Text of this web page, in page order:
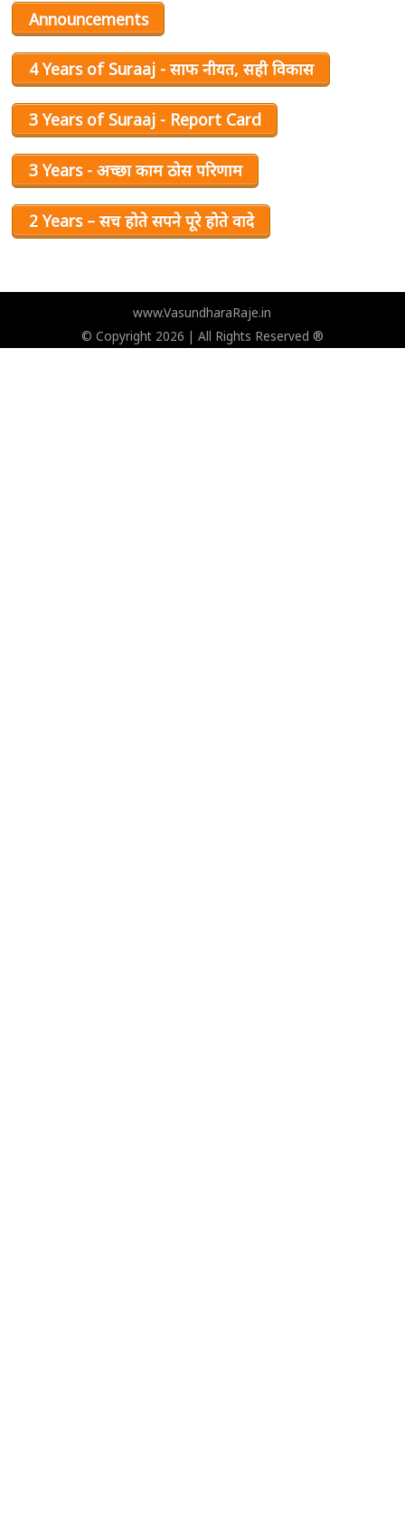
Announcements
4 Years of Suraaj - साफ नीयत, सही विकास
3 Years of Suraaj - Report Card
3 Years - अच्छा काम ठोस परिणाम
2 Years – सच होते सपने पूरे होते वादे
www.VasundharaRaje.in
© Copyright 2026 | All Rights Reserved ®